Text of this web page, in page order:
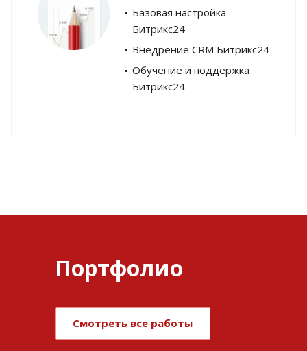
Базовая настройка
Битрикс24
Внедрение CRM Битрикс24
Обучение и поддержка
Битрикс24
Портфолио
Смотреть все работы